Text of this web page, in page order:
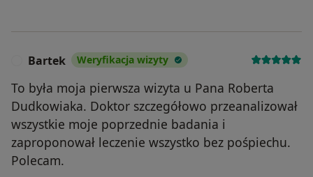
Bartek Weryfikacja wizyty
To była moja pierwsza wizyta u Pana Roberta
Dudkowiaka. Doktor szczegółowo przeanalizował
wszystkie moje poprzednie badania i
zaproponował leczenie wszystko bez pośpiechu.
Polecam.